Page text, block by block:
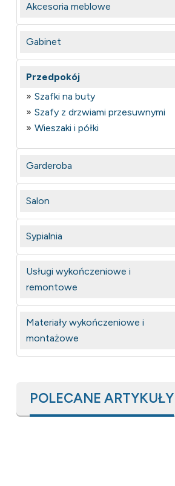
Akcesoria meblowe
Gabinet
Przedpokój
Szafki na buty
Szafy z drzwiami przesuwnymi
Wieszaki i półki
Garderoba
Salon
Sypialnia
Usługi wykończeniowe i
remontowe
Materiały wykończeniowe i
montażowe
POLECANE ARTYKUŁY